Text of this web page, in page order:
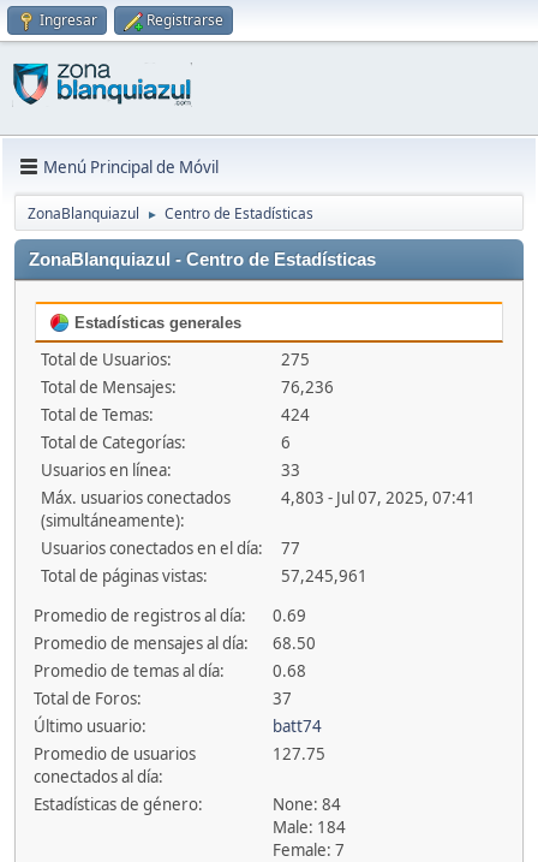
Ingresar Registrarse
Menú Principal de Móvil
ZonaBlanquiazul ► Centro de Estadísticas
ZonaBlanquiazul - Centro de Estadísticas
Estadísticas generales
Total de Usuarios:
275
Total de Mensajes:
76,236
Total de Temas:
424
Total de Categorías:
6
Usuarios en línea:
33
Máx. usuarios conectados
(simultáneamente):
4,803 - Jul 07, 2025, 07:41
Usuarios conectados en el día:
77
Total de páginas vistas:
57,245,961
Promedio de registros al día:
0.69
Promedio de mensajes al día:
68.50
Promedio de temas al día:
0.68
Total de Foros:
37
Último usuario:
batt74
Promedio de usuarios
conectados al día:
127.75
Estadísticas de género:
None: 84
Male: 184
Female: 7